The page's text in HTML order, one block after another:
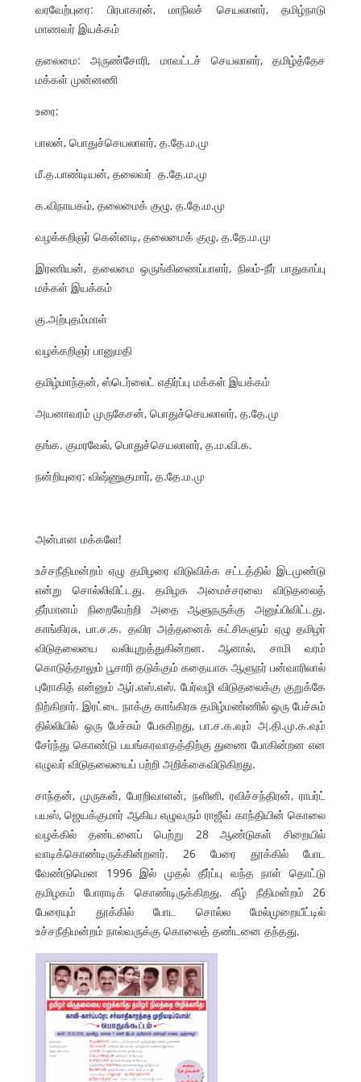
வரவேற்புரை: பிரபாகரன், மாநிலச் செயலாளர், தமிழ்நாடு
மாணவர் இயக்கம்
தலைமை: அருண்சோரி, மாவட்டச் செயலாளர், தமிழ்த்தேச
மக்கள் முன்னணி
உரை:
பாலன், பொதுச்செயலாளர், த.தே.ம.மு
மீ.த.பாண்டியன், தலைவர் த.தே.ம.மு
க.விநாயகம், தலைமைக் குழு, த.தே.ம.மு
வழக்கறிஞர் கென்னடி, தலைமைக் குழு, த.தே.ம.மு
இரணியன், தலைமை ஒருங்கிணைப்பாளர், நிலம்-நீர் பாதுகாப்பு
மக்கள் இயக்கம்
கு.அற்புதம்மாள்
வழக்கறிஞர் பானுமதி
தமிழ்மாந்தன், ஸ்டெர்லைட் எதிர்ப்பு மக்கள் இயக்கம்
அயனாவரம் முருகேசன், பொதுச்செயலாளர், த.தே.மு
தங்க. குமரவேல், பொதுச்செயலாளர், த.ம.வி.க.
நன்றியுரை: விஷ்ணுகுமார், த.தே.ம.மு
அன்பான மக்களே!
உச்சநீதிமன்றம் ஏழு தமிழரை விடுவிக்க சட்டத்தில் இடமுண்டு
என்று சொல்லிவிட்டது. தமிழக அமைச்சரவை விடுதலைத்
தீர்மானம் நிறைவேற்றி அதை ஆளுநருக்கு அனுப்பிவிட்டது.
காங்கிரசு, பா.ச.க. தவிர அத்தனைக் கட்சிகளும் ஏழு தமிழர்
விடுதலையை வலியுறுத்துகின்றன. ஆனால், சாமி வரம்
கொடுத்தாலும் பூசாரி தடுக்கும் கதையாக ஆளுநர் பன்வாரிலால்
புரோகித் என்னும் ஆர்.எஸ்.எஸ். பேர்வழி விடுதலைக்கு குறுக்கே
நிற்கிறார். இரட்டை நாக்கு காங்கிரசு தமிழ்மண்ணில் ஒரு பேச்சும்
தில்லியில் ஒரு பேச்சும் பேசுகிறது, பா.ச.க.வும் அ.தி.மு.க.வும்
சேர்ந்து கொண்டு பயங்கரவாதத்திற்கு துணை போகின்றன என
எழுவர் விடுதலையைப் பற்றி அறிக்கைவிடுகிறது.
சாந்தன், முருகன், பேரறிவாளன், நளினி, ரவிச்சந்திரன், ராபர்ட்
பயஸ், ஜெயக்குமார் ஆகிய எழுவரும் ராஜீவ் காந்தியின் கொலை
வழக்கில் தண்டனைப் பெற்று 28 ஆண்டுகள் சிறையில்
வாடிக்கொண்டிருக்கின்றனர். 26 பேரை தூக்கில் போட
வேண்டுமென 1996 இல் முதல் தீர்ப்பு வந்த நாள் தொட்டு
தமிழகம் போராடிக் கொண்டிருக்கிறது. கீழ் நீதிமன்றம் 26
பேரையும் தூக்கில் போட சொல்ல மேல்முறையீட்டில்
உச்சநீதிமன்றம் நால்வருக்கு கொலைத் தண்டனை தந்தது.